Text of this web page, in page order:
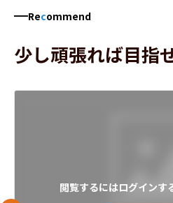
Recommend
少し頑張れば目指
閲覧するにはログインす